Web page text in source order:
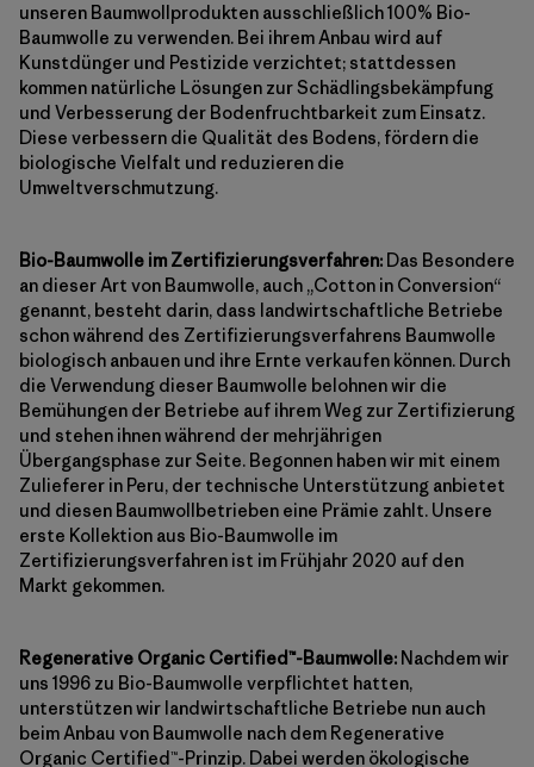
unseren Baumwollprodukten ausschließlich 100% Bio-
Baumwolle zu verwenden. Bei ihrem Anbau wird auf
Kunstdünger und Pestizide verzichtet; stattdessen
kommen natürliche Lösungen zur Schädlingsbekämpfung
und Verbesserung der Bodenfruchtbarkeit zum Einsatz.
Diese verbessern die Qualität des Bodens, fördern die
biologische Vielfalt und reduzieren die
Umweltverschmutzung.
Bio-Baumwolle im Zertifizierungsverfahren: Das Besondere
an dieser Art von Baumwolle, auch „Cotton in Conversion“
genannt, besteht darin, dass landwirtschaftliche Betriebe
schon während des Zertifizierungsverfahrens Baumwolle
biologisch anbauen und ihre Ernte verkaufen können. Durch
die Verwendung dieser Baumwolle belohnen wir die
Bemühungen der Betriebe auf ihrem Weg zur Zertifizierung
und stehen ihnen während der mehrjährigen
Übergangsphase zur Seite. Begonnen haben wir mit einem
Zulieferer in Peru, der technische Unterstützung anbietet
und diesen Baumwollbetrieben eine Prämie zahlt. Unsere
erste Kollektion aus Bio-Baumwolle im
Zertifizierungsverfahren ist im Frühjahr 2020 auf den
Markt gekommen.
Regenerative Organic Certified™-Baumwolle: Nachdem wir
uns 1996 zu Bio-Baumwolle verpflichtet hatten,
unterstützen wir landwirtschaftliche Betriebe nun auch
beim Anbau von Baumwolle nach dem Regenerative
Organic Certified™-Prinzip. Dabei werden ökologische